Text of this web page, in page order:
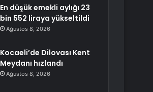
En düşük emekli aylığı 23
bin 552 liraya yükseltildi
Ağustos 8, 2026
Kocaeli’de Dilovası Kent
Meydanı hızlandı
Ağustos 8, 2026